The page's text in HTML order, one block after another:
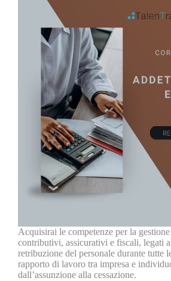
Acquisirai le competenze per la
contributivi, assicurativi e fiscali, legati
retribuzione del personale durante tutte
rapporto di lavoro tra impresa e
dall’assunzione alla cessazione.